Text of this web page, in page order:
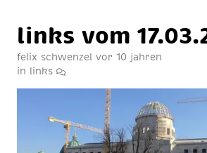
links vom
felix schwenzel vor 10 jahren
in links